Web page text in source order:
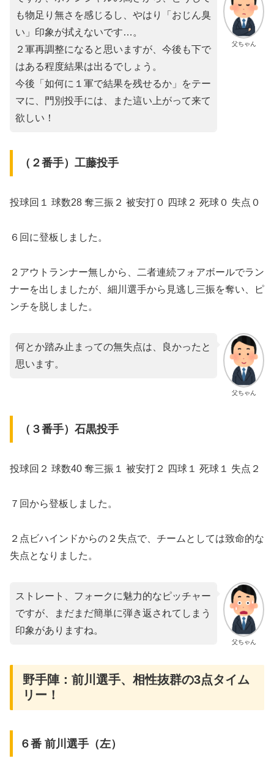
父ちゃん
も物足り無さを感じるし、やはり「おじん臭
い」印象が拭えないです…。
２軍再調整になると思いますが、今後も下で
はある程度結果は出るでしょう。
今後「如何に１軍で結果を残せるか」をテー
マに、門別投手には、また這い上がって来て
欲しい！
（２番手）工藤投手
投球回１ 球数28 奪三振２ 被安打０ 四球２ 死球０ 失点０
６回に登板しました。
２アウトランナー無しから、二者連続フォアボールでラン
ナーを出しましたが、細川選手から見逃し三振を奪い、ピ
ンチを脱しました。
父ちゃん
何とか踏み止まっての無失点は、良かったと
思います。
（３番手）石黒投手
投球回２ 球数40 奪三振１ 被安打２ 四球１ 死球１ 失点２
７回から登板しました。
２点ビハインドからの２失点で、チームとしては致命的な
失点となりました。
父ちゃん
ストレート、フォークに魅力的なピッチャー
ですが、まだまだ簡単に弾き返されてしまう
印象がありますね。
野手陣：前川選手、相性抜群の3点タイム
リー！
６番 前川選手（左）